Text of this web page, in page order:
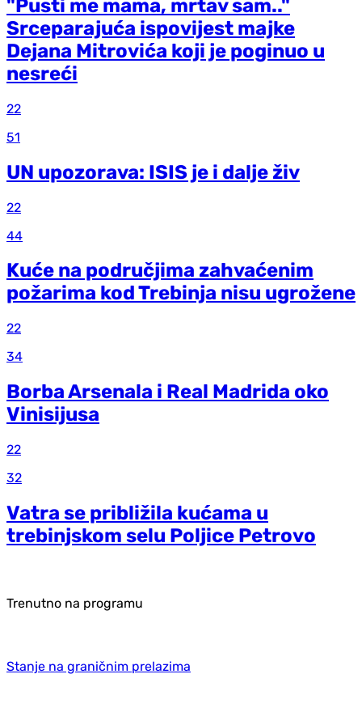
"Pusti me mama, mrtav sam.."
Srceparajuća ispovijest majke
Dejana Mitrovića koji je poginuo u
nesreći
22
51
UN upozorava: ISIS je i dalje živ
22
44
Kuće na područjima zahvaćenim
požarima kod Trebinja nisu ugrožene
22
34
Borba Arsenala i Real Madrida oko
Vinisijusa
22
32
Vatra se približila kućama u
trebinjskom selu Poljice Petrovo
Trenutno na programu
Stanje na graničnim prelazima